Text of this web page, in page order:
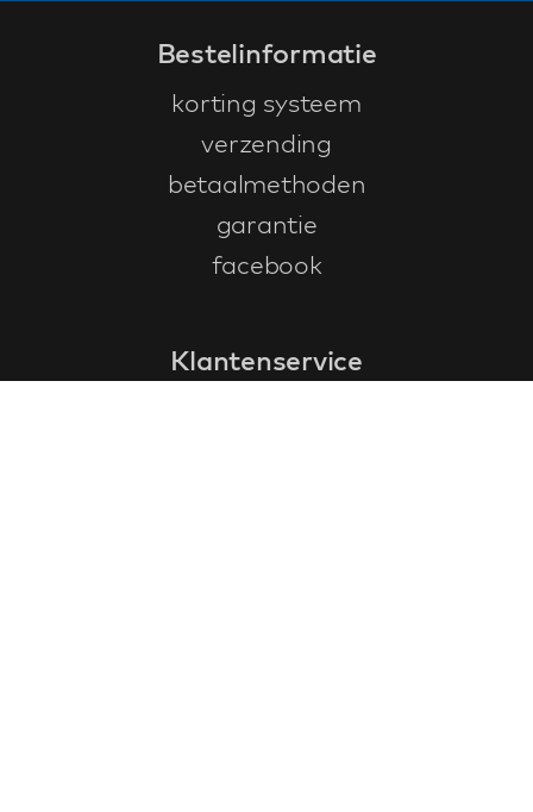
Bestelinformatie
korting systeem
verzending
betaalmethoden
garantie
facebook
Klantenservice